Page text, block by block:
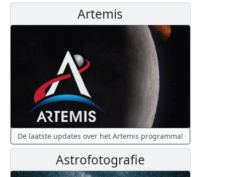
Artemis
De laatste updates over het Artemis programma!
Astrofotografie